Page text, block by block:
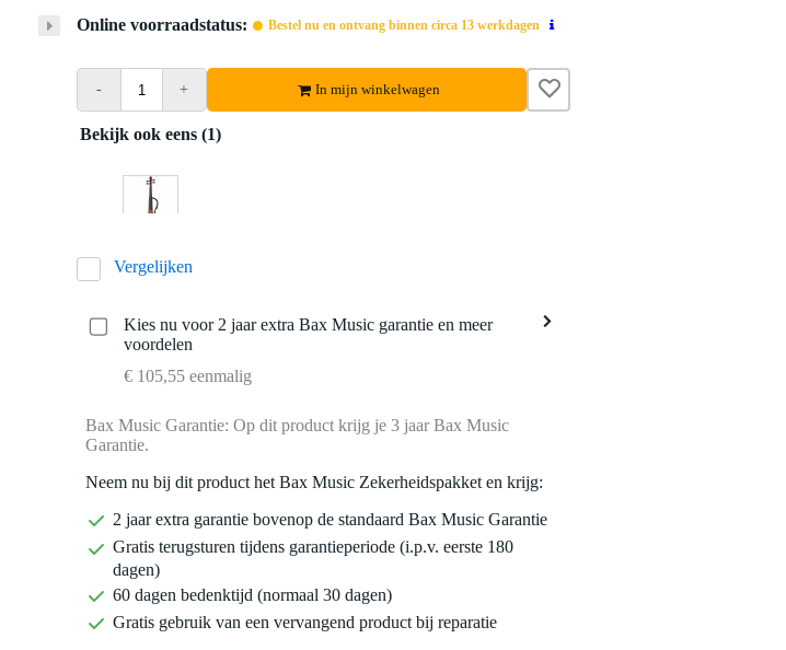
Online voorraadstatus: Bestel nu en ontvang binnen circa 13 werkdagen
- + In mijn winkelwagen
Bekijk ook eens (1)
Vergelijken
Kies nu voor 2 jaar extra Bax Music garantie en meer
voordelen
€ 105,55 eenmalig
Bax Music Garantie: Op dit product krijg je 3 jaar Bax Music
Garantie.
Neem nu bij dit product het Bax Music Zekerheidspakket en krijg:
2 jaar extra garantie bovenop de standaard Bax Music Garantie
Gratis terugsturen tijdens garantieperiode (i.p.v. eerste 180
dagen)
60 dagen bedenktijd (normaal 30 dagen)
Gratis gebruik van een vervangend product bij reparatie